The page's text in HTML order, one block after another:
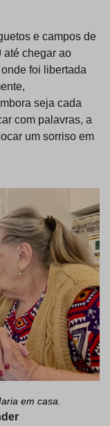
e campos de
até chegar ao
foi libertada
seja cada
com palavras, a
um sorriso em
em casa.